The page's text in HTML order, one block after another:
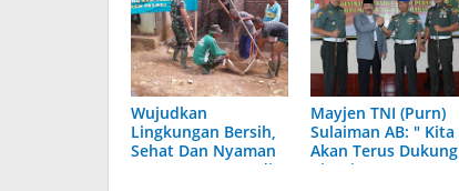
Wujudkan
Lingkungan Bersih,
Sehat Dan Nyaman
TMMD Ke 100 Kodim
Mayjen TNI (Purn)
Sulaiman AB: " Kita
Akan Terus Dukung
Kinerja POMAD